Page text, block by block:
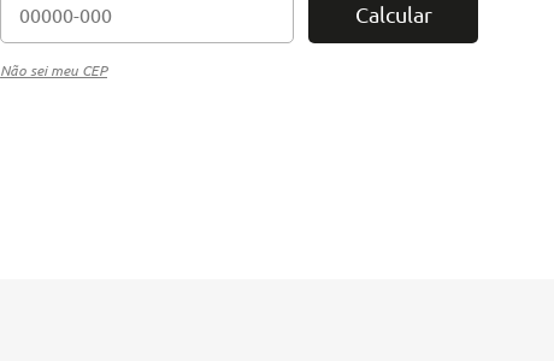
Calcular
Não sei meu CEP